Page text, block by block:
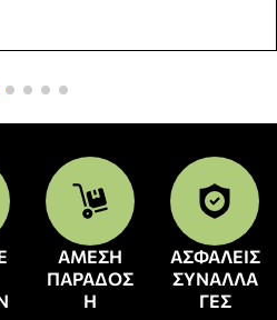
ΑΜΕΣΗ
ΠΑΡΑΔΟΣ
Η
ΑΣΦΑΛΕΙΣ
ΣΥΝΑΛΛΑ
ΓΕΣ